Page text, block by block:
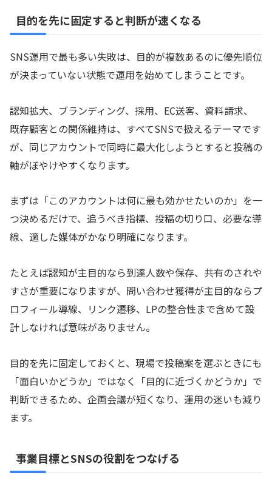
目的を先に固定すると判断が速くなる
SNS運用で最も多い失敗は、目的が複数あるのに優先順位
が決まっていない状態で運用を始めてしまうことです。
認知拡大、ブランディング、採用、EC送客、資料請求、
既存顧客との関係維持は、すべてSNSで扱えるテーマです
が、同じアカウントで同時に最大化しようとすると投稿の
軸がぼやけやすくなります。
まずは「このアカウントは何に最も効かせたいのか」を一
つ決めるだけで、追うべき指標、投稿の切り口、必要な導
線、適した媒体がかなり明確になります。
たとえば認知が主目的なら到達人数や保存、共有のされや
すさが重要になりますが、問い合わせ獲得が主目的ならプ
ロフィール導線、リンク遷移、LPの整合性まで含めて設
計しなければ意味がありません。
目的を先に固定しておくと、現場で投稿案を選ぶときにも
「面白いかどうか」ではなく「目的に近づくかどうか」で
判断できるため、企画会議が短くなり、運用の迷いも減り
ます。
事業目標とSNSの役割をつなげる